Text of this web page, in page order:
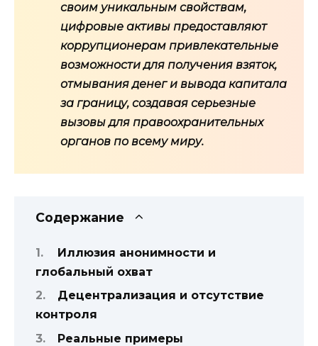
своим уникальным свойствам,
цифровые активы предоставляют
коррупционерам привлекательные
возможности для получения взяток,
отмывания денег и вывода капитала
за границу, создавая серьезные
вызовы для правоохранительных
органов по всему миру.
Содержание
Иллюзия анонимности и
глобальный охват
Децентрализация и отсутствие
контроля
Реальные примеры